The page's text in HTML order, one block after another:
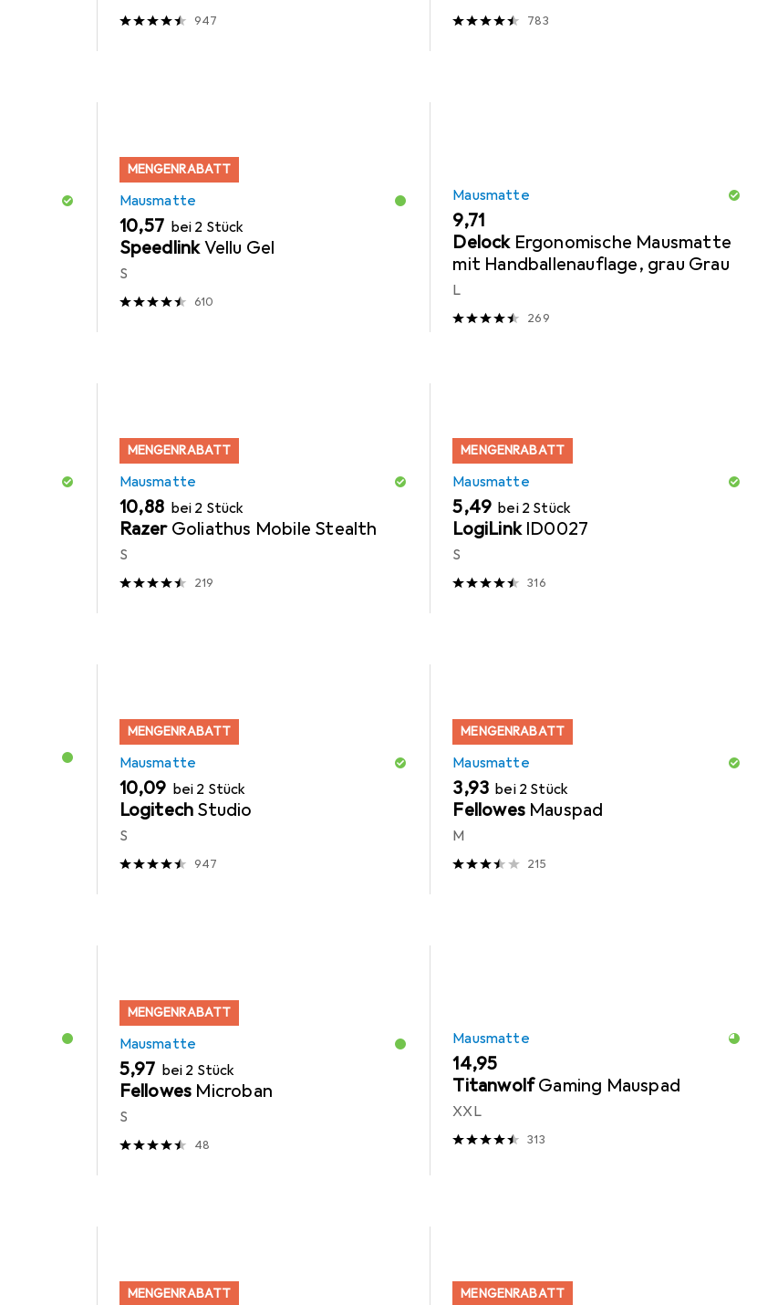
947 783
MENGENRABATT
Mausmatte
EUR
10,57 bei 2 Stück
SpeedlinkVellu Gel
S
610
Mausmatte
EUR
9,71
Delock Ergonomische Mausmatte
mit Handballenauflage, grau Grau
L
269
MENGENRABATT
Mausmatte
EUR
10,88 bei 2 Stück
Razer Goliathus Mobile Stealth
S
219
MENGENRABATT
Mausmatte
EUR
5,49 bei 2 Stück
LogiLink ID0027
S
316
MENGENRABATT
Mausmatte
EUR
10,09 bei 2 Stück
Logitech Studio
S
947
MENGENRABATT
Mausmatte
EUR
3,93 bei 2 Stück
Fellowes Mauspad
M
215
MENGENRABATT
Mausmatte
EUR
5,97 bei 2 Stück
Fellowes Microban
S
48
Mausmatte
EUR
14,95
TitanwolfGaming Mauspad
XXL
313
MENGENRABATT MENGENRABATT